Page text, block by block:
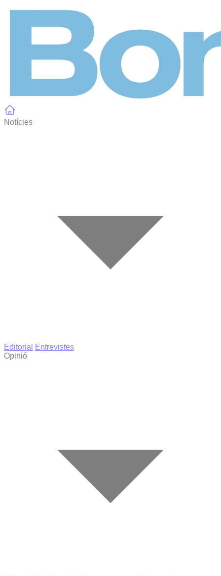
Notícies
Editorial
Entrevistes
Opinió